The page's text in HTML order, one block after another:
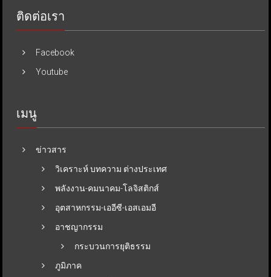
ติดต่อเรา
Facebook
Youtube
เมนู
ข่าวสาร
วิเคราะห์ บทความ ต่างประเทศ
พลังงาน-คมนาคม-โลจิสติกส์
อุตสาหกรรม-เออีซี-เอสเอมอี
อาชญากรรม
กระบวนการยุติธรรม
ภูมิภาค